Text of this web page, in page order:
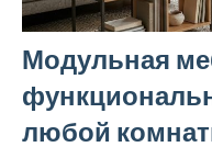
Модульная
любой